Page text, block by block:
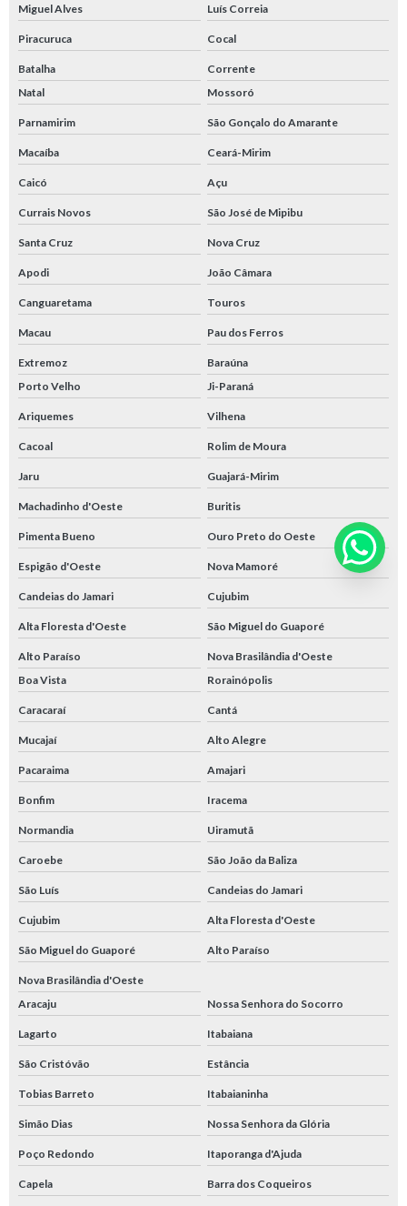
Miguel Alves Luís Correia
Piracuruca Cocal
Batalha
Corrente
Natal
Mossoró
Parnamirim São Gonçalo do Amarante
Macaíba Ceará-Mirim
Caicó Açu
Currais Novos São José de Mipibu
Santa Cruz Nova Cruz
Apodi João Câmara
Canguaretama Touros
Macau Pau dos Ferros
Extremoz
Baraúna
Porto Velho
Ji-Paraná
Ariquemes Vilhena
Cacoal Rolim de Moura
Jaru Guajará-Mirim
Machadinho d'Oeste Buritis
Pimenta Bueno Ouro Preto do Oeste
Espigão d'Oeste Nova Mamoré
Candeias do Jamari Cujubim
Alta Floresta d'Oeste São Miguel do Guaporé
Alto Paraíso
Nova Brasilândia d'Oeste
Boa Vista
Rorainópolis
Caracaraí Cantá
Mucajaí Alto Alegre
Pacaraima Amajari
Bonfim Iracema
Normandia Uiramutã
Caroebe São João da Baliza
São Luís Candeias do Jamari
Cujubim Alta Floresta d'Oeste
São Miguel do Guaporé Alto Paraíso
Nova Brasilândia d'Oeste
Aracaju
Nossa Senhora do Socorro
Lagarto Itabaiana
São Cristóvão Estância
Tobias Barreto Itabaianinha
Simão Dias Nossa Senhora da Glória
Poço Redondo Itaporanga d'Ajuda
Capela Barra dos Coqueiros